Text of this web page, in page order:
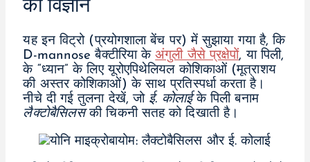
का विज्ञान
यह इन विट्रो (प्रयोगशाला बेंच पर) में सुझाया गया है, कि
D-mannose बैक्टीरिया केअंगुली जैसे प्रक्षेपों, या पिली,
के “ध्यान” के लिए यूरोएपिथेलियल कोशिकाओं (मूत्राशय
की अस्तर कोशिकाओं) के साथ प्रतिस्पर्धा करता है।
नीचे दी गई तुलना देखें, जो ई. कोलाईके पिली बनाम
लैक्टोबैसिलसकी चिकनी सतह को दिखाती है।